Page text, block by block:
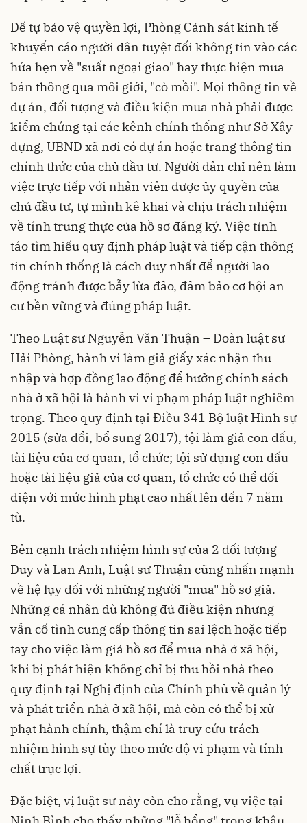
Để tự bảo vệ quyền lợi, Phòng Cảnh sát kinh tế
khuyến cáo người dân tuyệt đối không tin vào các
hứa hẹn về "suất ngoại giao" hay thực hiện mua
bán thông qua môi giới, "cò mồi". Mọi thông tin về
dự án, đối tượng và điều kiện mua nhà phải được
kiểm chứng tại các kênh chính thống như Sở Xây
dựng, UBND xã nơi có dự án hoặc trang thông tin
chính thức của chủ đầu tư. Người dân chỉ nên làm
việc trực tiếp với nhân viên được ủy quyền của
chủ đầu tư, tự mình kê khai và chịu trách nhiệm
về tính trung thực của hồ sơ đăng ký. Việc tỉnh
táo tìm hiểu quy định pháp luật và tiếp cận thông
tin chính thống là cách duy nhất để người lao
động tránh được bẫy lừa đảo, đảm bảo cơ hội an
cư bền vững và đúng pháp luật.
Theo Luật sư Nguyễn Văn Thuận – Đoàn luật sư
Hải Phòng, hành vi làm giả giấy xác nhận thu
nhập và hợp đồng lao động để hưởng chính sách
nhà ở xã hội là hành vi vi phạm pháp luật nghiêm
trọng. Theo quy định tại Điều 341 Bộ luật Hình sự
2015 (sửa đổi, bổ sung 2017), tội làm giả con dấu,
tài liệu của cơ quan, tổ chức; tội sử dụng con dấu
hoặc tài liệu giả của cơ quan, tổ chức có thể đối
diện với mức hình phạt cao nhất lên đến 7 năm
tù.
Bên cạnh trách nhiệm hình sự của 2 đối tượng
Duy và Lan Anh, Luật sư Thuận cũng nhấn mạnh
về hệ lụy đối với những người "mua" hồ sơ giả.
Những cá nhân dù không đủ điều kiện nhưng
vẫn cố tình cung cấp thông tin sai lệch hoặc tiếp
tay cho việc làm giả hồ sơ để mua nhà ở xã hội,
khi bị phát hiện không chỉ bị thu hồi nhà theo
quy định tại Nghị định của Chính phủ về quản lý
và phát triển nhà ở xã hội, mà còn có thể bị xử
phạt hành chính, thậm chí là truy cứu trách
nhiệm hình sự tùy theo mức độ vi phạm và tính
chất trục lợi.
Đặc biệt, vị luật sư này còn cho rằng, vụ việc tại